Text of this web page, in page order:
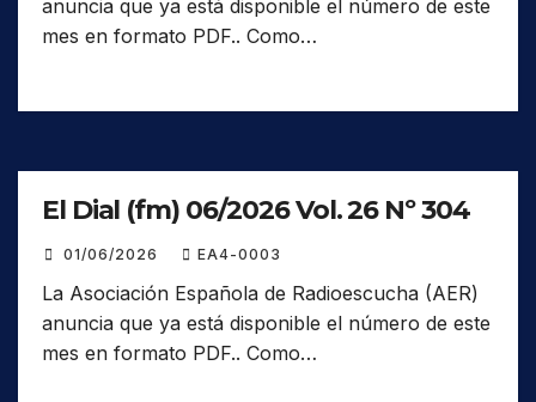
anuncia que ya está disponible el número de este
mes en formato PDF.. Como…
El Dial (fm) 06/2026 Vol. 26 Nº 304
01/06/2026 EA4-0003
La Asociación Española de Radioescucha (AER)
anuncia que ya está disponible el número de este
mes en formato PDF.. Como…